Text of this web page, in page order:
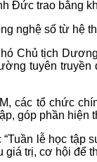
trao bằng
nghệ số từ hệ
Chủ tịch
tuyên
các tổ chức
góp phần hiện
lễ học tập
trị, cơ hội để